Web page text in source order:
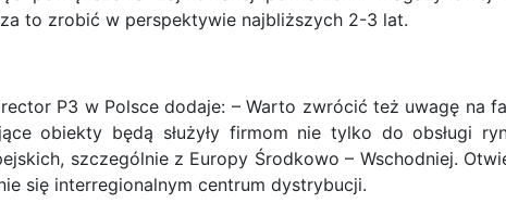
to zrobić w perspektywie najbliższych 2-3 lat.
P3 w Polsce dodaje: – Warto zwrócić też uwagę na
obiekty będą służyły firmom nie tylko do obsługi
szczególnie z Europy Środkowo – Wschodniej.
się interregionalnym centrum dystrybucji.